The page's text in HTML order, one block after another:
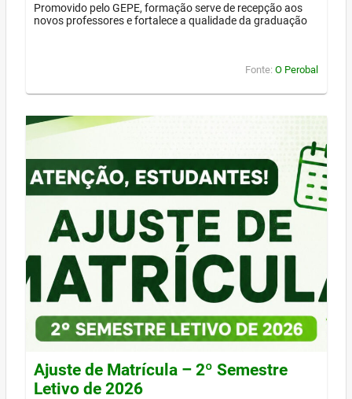
Promovido pelo GEPE, formação serve de recepção aos
novos professores e fortalece a qualidade da graduação
Fonte: O Perobal
Ajuste de Matrícula – 2º Semestre
Letivo de 2026